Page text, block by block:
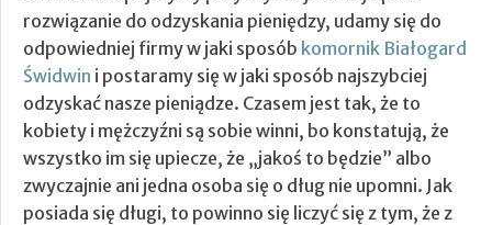
rozwiązanie do odzyskania pieniędzy, udamy się do
odpowiedniej firmy w jaki sposób komornik Białogard
Świdwin i postaramy się w jaki sposób najszybciej
odzyskać nasze pieniądze. Czasem jest tak, że to
kobiety i mężczyźni są sobie winni, bo konstatują, że
wszystko im się upiecze, że „jakoś to będzie” albo
zwyczajnie ani jedna osoba się o dług nie upomni. Jak
posiada się długi, to powinno się liczyć się z tym, że z